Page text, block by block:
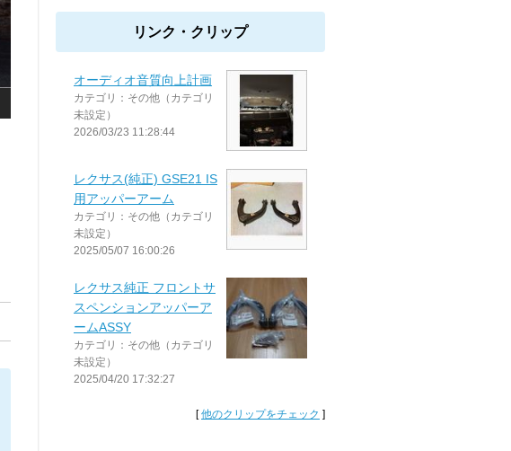
リンク・クリップ
オーディオ音質向上計画
カテゴリ：その他（カテゴリ
未設定）
2026/03/23 11:28:44
レクサス(純正) GSE21 IS
用アッパーアーム
カテゴリ：その他（カテゴリ
未設定）
2025/05/07 16:00:26
レクサス純正 フロントサ
スペンションアッパーア
ームASSY
カテゴリ：その他（カテゴリ
未設定）
2025/04/20 17:32:27
[他のクリップをチェック ]